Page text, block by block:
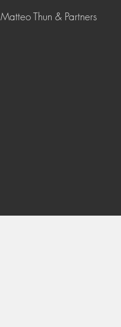
Matteo Thun & Partners